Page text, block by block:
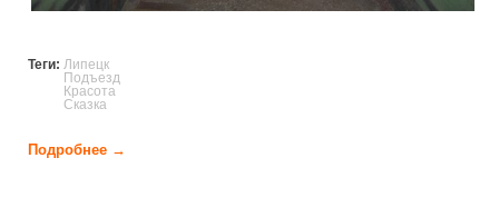
Теги: Липецк
Подъезд
Красота
Сказка
Подробнее →